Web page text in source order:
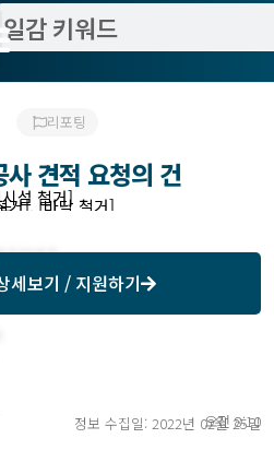
리포팅
견적 요청의 건
설 철거]
거], [바닥 철거]
세보기 / 지원하기
정보 수집일: 2022년 02월 25일
오전 8:10